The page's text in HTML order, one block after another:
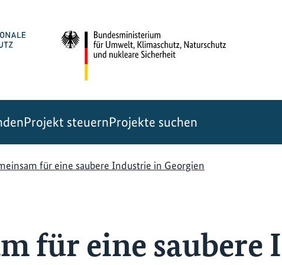
Projekt steuernProjekte suchen
für eine saubere Industrie in Georgien
für eine